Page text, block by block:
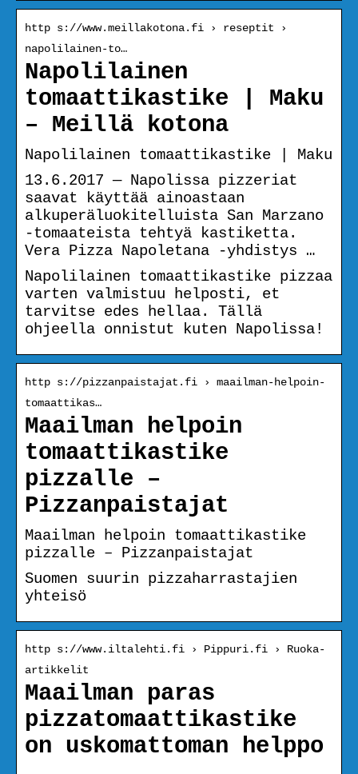
http s://www.meillakotona.fi › reseptit ›
napolilainen-to…
Napolilainen
tomaattikastike | Maku
– Meillä kotona
Napolilainen tomaattikastike | Maku
13.6.2017 — Napolissa pizzeriat
saavat käyttää ainoastaan
alkuperäluokitelluista San Marzano
-tomaateista tehtyä kastiketta.
Vera Pizza Napoletana -yhdistys …
Napolilainen tomaattikastike pizzaa
varten valmistuu helposti, et
tarvitse edes hellaa. Tällä
ohjeella onnistut kuten Napolissa!
http s://pizzanpaistajat.fi › maailman-helpoin-
tomaattikas…
Maailman helpoin
tomaattikastike
pizzalle –
Pizzanpaistajat
Maailman helpoin tomaattikastike
pizzalle – Pizzanpaistajat
Suomen suurin pizzaharrastajien
yhteisö
http s://www.iltalehti.fi › Pippuri.fi › Ruoka-
artikkelit
Maailman paras
pizzatomaattikastike
on uskomattoman helppo